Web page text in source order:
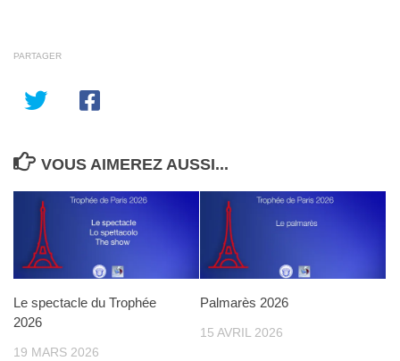
PARTAGER
VOUS AIMEREZ AUSSI...
Le spectacle du Trophée
2026
19 MARS 2026
Palmarès 2026
15 AVRIL 2026